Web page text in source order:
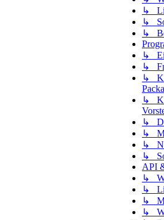
↳
↳
↳
↳
↳
↳
↳
↳
↳
↳
↳
API
↳
↳
↳
↳